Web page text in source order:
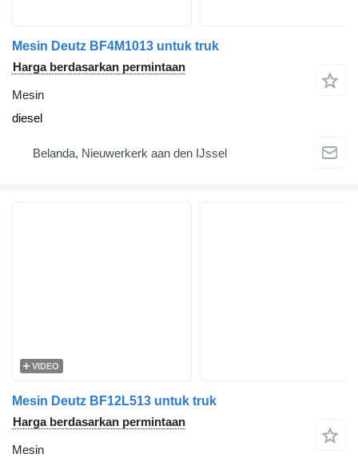
Mesin Deutz BF4M1013 untuk truk
Harga berdasarkan permintaan
Mesin
diesel
Belanda, Nieuwerkerk aan den IJssel
VIDEO
Mesin Deutz BF12L513 untuk truk
Harga berdasarkan permintaan
Mesin